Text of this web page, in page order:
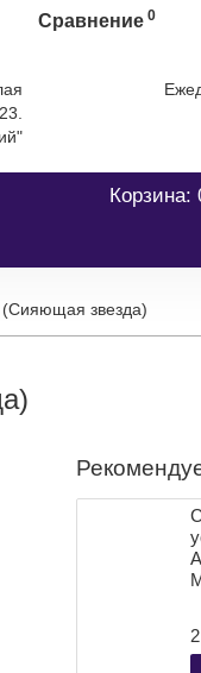
Сравнение 0
Корзина
звезда)